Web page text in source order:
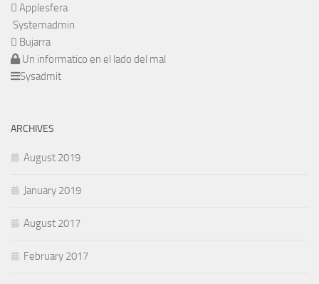
Applesfera
Systemadmin
Bujarra
Un informatico en el lado del mal
Sysadmit
ARCHIVES
August 2019
January 2019
August 2017
February 2017